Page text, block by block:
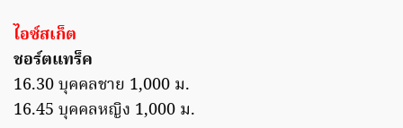
ไอซ์สเก็ต
ชอร์ตแทร็ค
16.30 บุคคลชาย 1,000 ม.
16.45 บุคคลหญิง 1,000 ม.